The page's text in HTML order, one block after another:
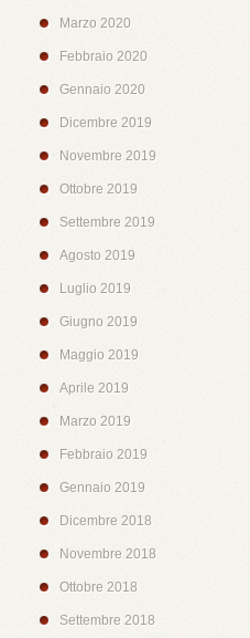
Marzo 2020
Febbraio 2020
Gennaio 2020
Dicembre 2019
Novembre 2019
Ottobre 2019
Settembre 2019
Agosto 2019
Luglio 2019
Giugno 2019
Maggio 2019
Aprile 2019
Marzo 2019
Febbraio 2019
Gennaio 2019
Dicembre 2018
Novembre 2018
Ottobre 2018
Settembre 2018